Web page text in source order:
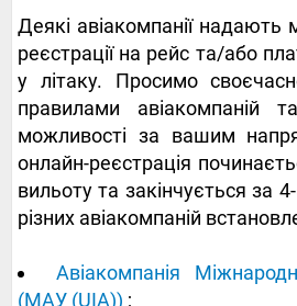
Деякі авіакомпанії надають
реєстрації на рейс та/або
у літаку. Просимо
правилами авіакомпаній
можливості за вашим
онлайн-реєстрація
вильоту та закінчується за
різних авіакомпаній
Авіакомпанія
(МАУ (UIA)) ;